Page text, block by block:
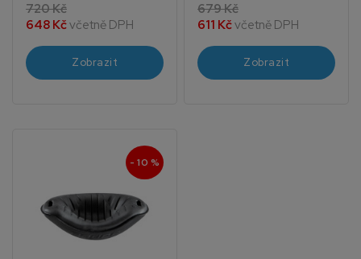
720 Kč
648 Kčvčetně DPH
Zobrazit
679 Kč
611 Kčvčetně DPH
Zobrazit
- 10 %